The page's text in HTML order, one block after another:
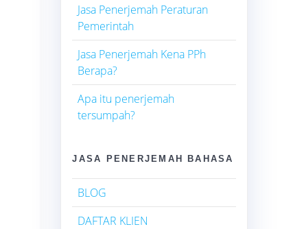
Jasa Penerjemah Peraturan
Pemerintah
Jasa Penerjemah Kena PPh
Berapa?
Apa itu penerjemah
tersumpah?
JASA PENERJEMAH BAHASA
BLOG
DAFTAR KLIEN